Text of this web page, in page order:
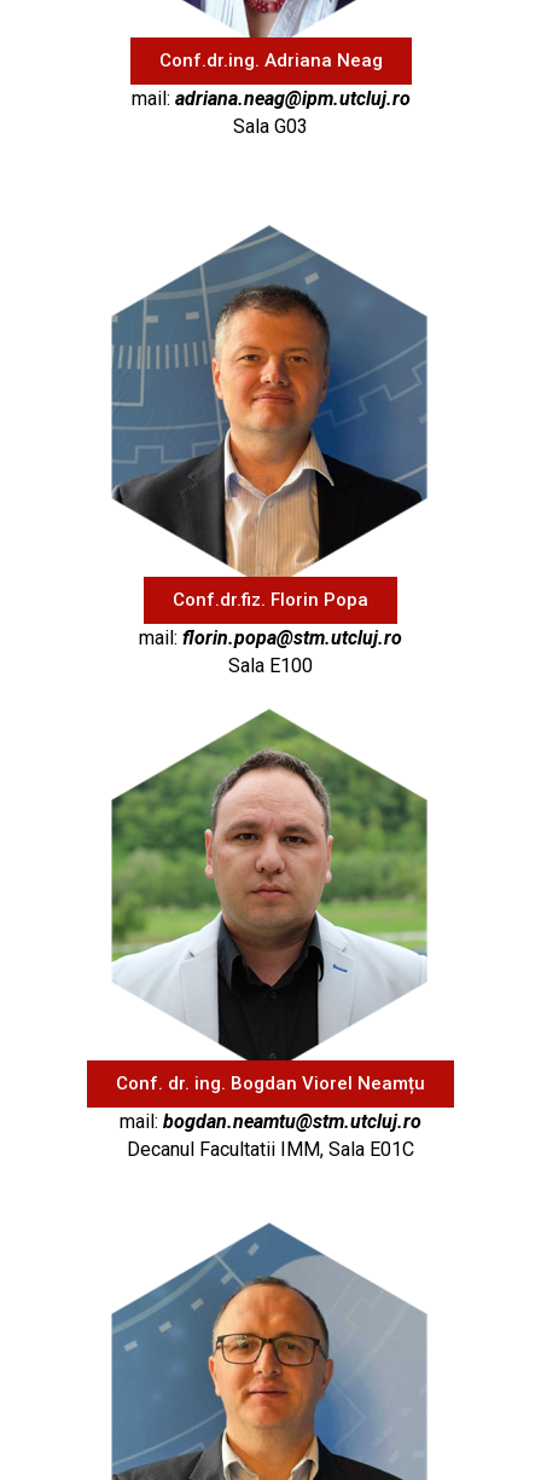
Conf.dr.ing. Adriana Neag
mail: adriana.neag@ipm.utcluj.ro
Sala G03
Conf.dr.fiz. Florin Popa
mail: florin.popa@stm.utcluj.ro
Sala E100
Conf. dr. ing. Bogdan Viorel Neamțu
mail: bogdan.neamtu@stm.utcluj.ro
Decanul Facultatii IMM, Sala E01C